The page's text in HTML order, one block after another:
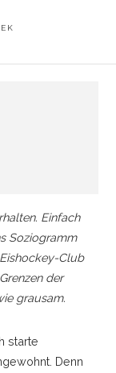
Einfach
Soziogramm
Club
der
grausam.
starte
Denn